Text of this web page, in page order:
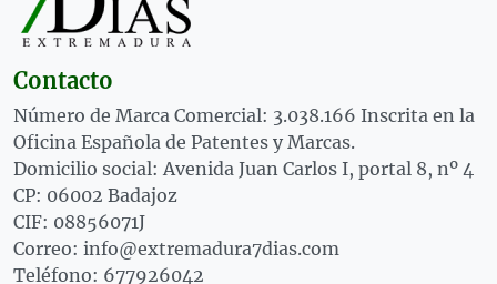
Contacto
Número de Marca Comercial: 3.038.166 Inscrita en la
Oficina Española de Patentes y Marcas.
Domicilio social: Avenida Juan Carlos I, portal 8, nº 4
CP: 06002 Badajoz
CIF: 08856071J
Correo: info@extremadura7dias.com
Teléfono: 677926042